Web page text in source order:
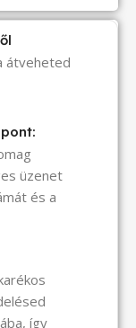
átveheted
üzenet
és a
így